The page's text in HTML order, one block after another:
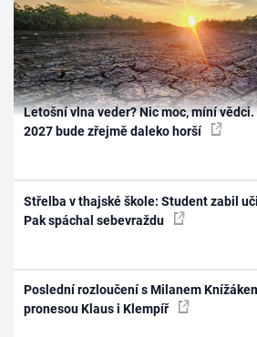
Letošní vlna veder? Nic moc, míní
2027 bude zřejmě daleko horší
Střelba v thajské škole: Student zabil
Pak spáchal sebevraždu
Poslední rozloučení s Milanem
pronesou Klaus i Klempíř